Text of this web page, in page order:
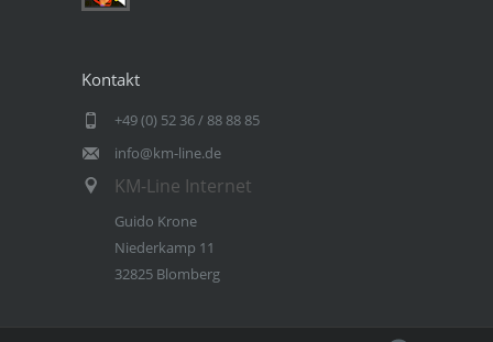
Kontakt
+49 (0) 52 36 / 88 88 85
info@km-line.de
KM-Line Internet
Guido Krone
Niederkamp 11
32825 Blomberg